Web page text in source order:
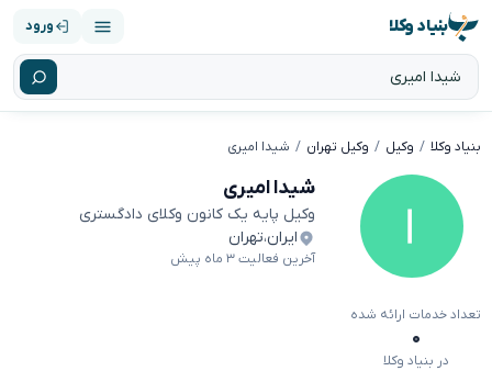
بنیاد وکلا ورود
بنیاد وکلا وکیل وکیل تهران شیدا امیری
شیدا امیری
وکیل پایه یک کانون وکلای دادگستری
ایران،تهران
آخرین فعالیت ۳ ماه پیش
تعداد خدمات ارائه شده
۰
در بنیاد وکلا